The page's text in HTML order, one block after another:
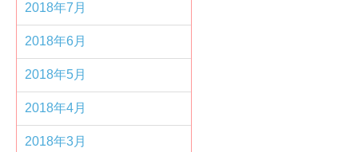
2018年7月
2018年6月
2018年5月
2018年4月
2018年3月